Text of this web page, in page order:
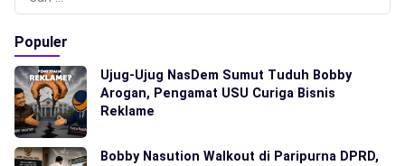
untuk:
Populer
Ujug-Ujug NasDem Sumut Tuduh Bobby
Arogan, Pengamat USU Curiga Bisnis
Reklame
Bobby Nasution Walkout di Paripurna DPRD,